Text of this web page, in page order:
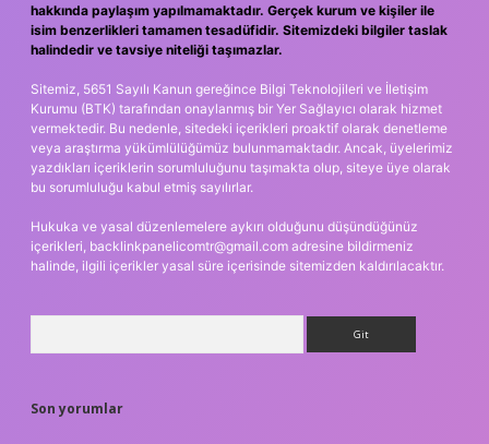
hakkında paylaşım yapılmamaktadır. Gerçek kurum ve kişiler ile
isim benzerlikleri tamamen tesadüfidir. Sitemizdeki bilgiler taslak
halindedir ve tavsiye niteliği taşımazlar.
Sitemiz, 5651 Sayılı Kanun gereğince Bilgi Teknolojileri ve İletişim
Kurumu (BTK) tarafından onaylanmış bir Yer Sağlayıcı olarak hizmet
vermektedir. Bu nedenle, sitedeki içerikleri proaktif olarak denetleme
veya araştırma yükümlülüğümüz bulunmamaktadır. Ancak, üyelerimiz
yazdıkları içeriklerin sorumluluğunu taşımakta olup, siteye üye olarak
bu sorumluluğu kabul etmiş sayılırlar.
Hukuka ve yasal düzenlemelere aykırı olduğunu düşündüğünüz
içerikleri, backlinkpanelicomtr@gmail.com adresine bildirmeniz
halinde, ilgili içerikler yasal süre içerisinde sitemizden kaldırılacaktır.
Son yorumlar